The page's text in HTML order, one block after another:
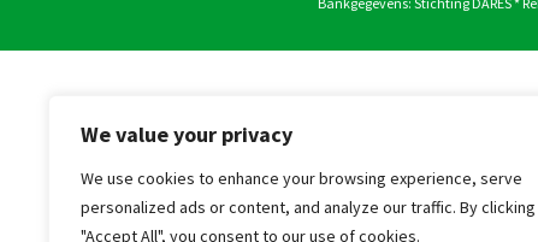
We value your privacy
We use cookies to enhance your browsing experience, serve
personalized ads or content, and analyze our traffic. By clicking
"Accept All", you consent to our use of cookies.